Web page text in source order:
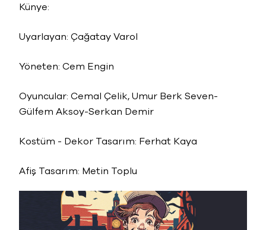
Künye:
Uyarlayan: Çağatay Varol
Yöneten: Cem Engin
Oyuncular: Cemal Çelik, Umur Berk Seven-
Gülfem Aksoy-Serkan Demir
Kostüm - Dekor Tasarım: Ferhat Kaya
Afiş Tasarım: Metin Toplu